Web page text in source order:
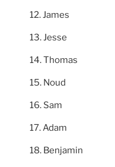
James
Jesse
Thomas
Noud
Sam
Adam
Benjamin